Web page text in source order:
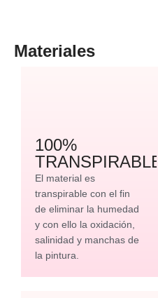
Materiales
100%
TRANSPIRABLE
El material es
transpirable con el fin
de eliminar la humedad
y con ello la oxidación,
salinidad y manchas de
la pintura.